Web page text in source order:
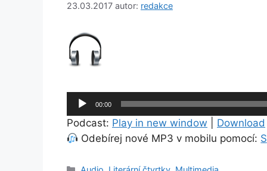
23.03.2017 autor: redakce
Audio
přehrávač
00:00
Podcast: Play in new window Download
Odebírej nové MP3 v mobilu pomocí: